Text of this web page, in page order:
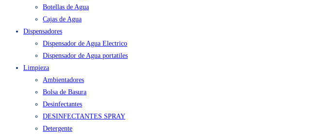
Botellas de Agua
Cajas de Agua
Dispensadores
Dispensador de Agua Electrico
Dispensador de Agua portatiles
Limpieza
Ambientadores
Bolsa de Basura
Desinfectantes
DESINFECTANTES SPRAY
Detergente